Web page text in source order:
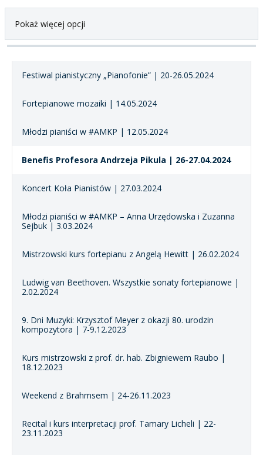
Pokaż więcej opcji
Festiwal pianistyczny „Pianofonie” | 20-26.05.2024
Fortepianowe mozaiki | 14.05.2024
Młodzi pianiści w #AMKP | 12.05.2024
Benefis Profesora Andrzeja Pikula | 26-27.04.2024
Koncert Koła Pianistów | 27.03.2024
Młodzi pianiści w #AMKP – Anna Urzędowska i Zuzanna
Sejbuk | 3.03.2024
Mistrzowski kurs fortepianu z Angelą Hewitt | 26.02.2024
Ludwig van Beethoven. Wszystkie sonaty fortepianowe |
2.02.2024
9. Dni Muzyki: Krzysztof Meyer z okazji 80. urodzin
kompozytora | 7-9.12.2023
Kurs mistrzowski z prof. dr. hab. Zbigniewem Raubo |
18.12.2023
Weekend z Brahmsem | 24-26.11.2023
Recital i kurs interpretacji prof. Tamary Licheli | 22-
23.11.2023